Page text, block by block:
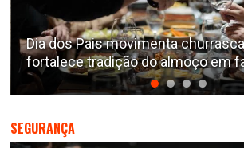
Dia dos Pais movimenta
fortalece tradição do almoço em
SEGURANÇA